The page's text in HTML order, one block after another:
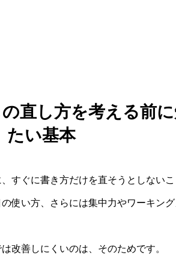
直し方を考える前
たい基本
すぐに書き方だけを直そうとしないこ
使い方、さらには集中力やワーキン
改善しにくいのは、そのためです。